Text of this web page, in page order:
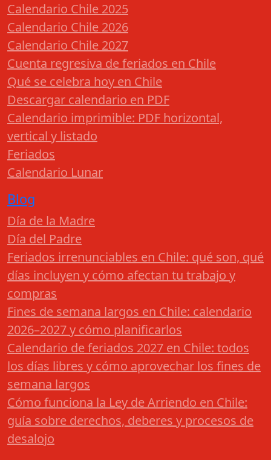
Calendario Chile 2025
Calendario Chile 2026
Calendario Chile 2027
Cuenta regresiva de feriados en Chile
Qué se celebra hoy en Chile
Descargar calendario en PDF
Calendario imprimible: PDF horizontal,
vertical y listado
Feriados
Calendario Lunar
Blog
Día de la Madre
Día del Padre
Feriados irrenunciables en Chile: qué son, qué
días incluyen y cómo afectan tu trabajo y
compras
Fines de semana largos en Chile: calendario
2026–2027 y cómo planificarlos
Calendario de feriados 2027 en Chile: todos
los días libres y cómo aprovechar los fines de
semana largos
Cómo funciona la Ley de Arriendo en Chile:
guía sobre derechos, deberes y procesos de
desalojo